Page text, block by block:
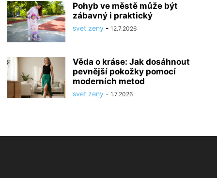
Pohyb ve městě může být
zábavný i praktický
svet zeny - 12.7.2026
Věda o kráse: Jak dosáhnout
pevnější pokožky pomocí
moderních metod
svet zeny - 1.7.2026